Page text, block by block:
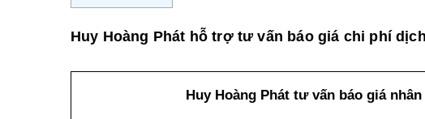
Huy Hoàng Phát hỗ trợ tư vấn báo giá chi phí
Huy Hoàng Phát tư vấn báo giá